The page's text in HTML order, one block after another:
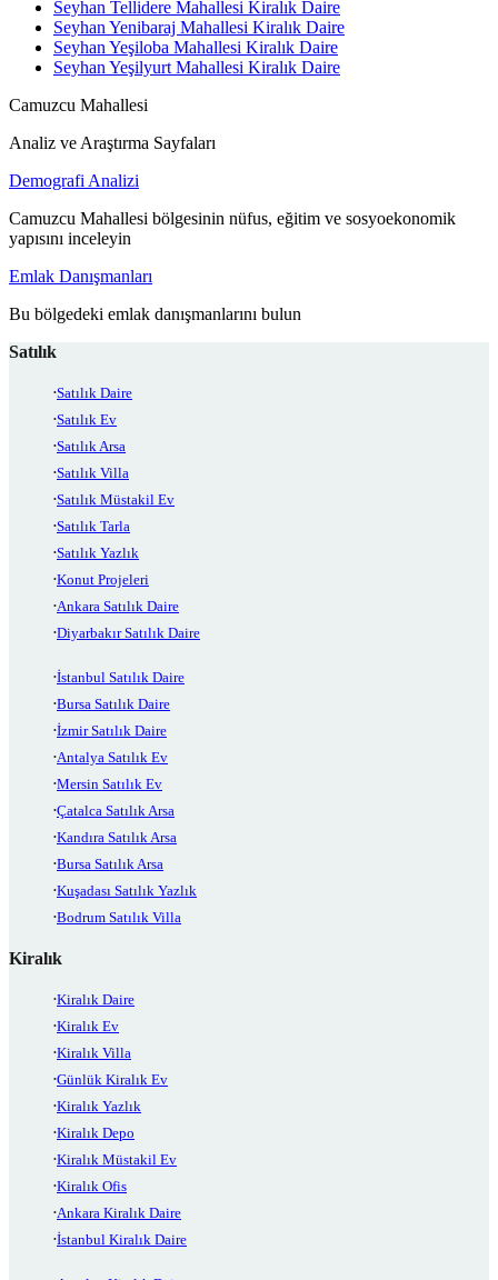
Seyhan Tellidere Mahallesi Kiralık Daire
Seyhan Yenibaraj Mahallesi Kiralık Daire
Seyhan Yeşiloba Mahallesi Kiralık Daire
Seyhan Yeşilyurt Mahallesi Kiralık Daire
Camuzcu Mahallesi
Analiz ve Araştırma Sayfaları
Demografi Analizi
Camuzcu Mahallesi bölgesinin nüfus, eğitim ve sosyoekonomik
yapısını inceleyin
Emlak Danışmanları
Bu bölgedeki emlak danışmanlarını bulun
Satılık
Satılık Daire
Satılık Ev
Satılık Arsa
Satılık Villa
Satılık Müstakil Ev
Satılık Tarla
Satılık Yazlık
Konut Projeleri
Ankara Satılık Daire
Diyarbakır Satılık Daire
İstanbul Satılık Daire
Bursa Satılık Daire
İzmir Satılık Daire
Antalya Satılık Ev
Mersin Satılık Ev
Çatalca Satılık Arsa
Kandıra Satılık Arsa
Bursa Satılık Arsa
Kuşadası Satılık Yazlık
Bodrum Satılık Villa
Kiralık
Kiralık Daire
Kiralık Ev
Kiralık Villa
Günlük Kiralık Ev
Kiralık Yazlık
Kiralık Depo
Kiralık Müstakil Ev
Kiralık Ofis
Ankara Kiralık Daire
İstanbul Kiralık Daire